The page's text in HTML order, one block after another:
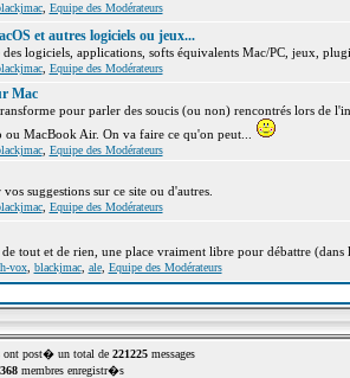
, Equipe des Modérateurs
et autres logiciels ou jeux...
des logiciels, applications, softs équivalents Mac/PC, jeux,
, Equipe des Modérateurs
Mac
pour parler des soucis (ou non) rencontrés lors de
ou MacBook Air. On va faire ce qu'on peut...
, Equipe des Modérateurs
suggestions sur ce site ou d'autres.
, Equipe des Modérateurs
tout et de rien, une place vraiment libre pour débattre (dans
vox, blackjmac, ale, Equipe des Modérateurs
ont post� un total de 221225messages
membres enregistr�s